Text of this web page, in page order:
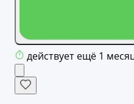
действует ещё 1